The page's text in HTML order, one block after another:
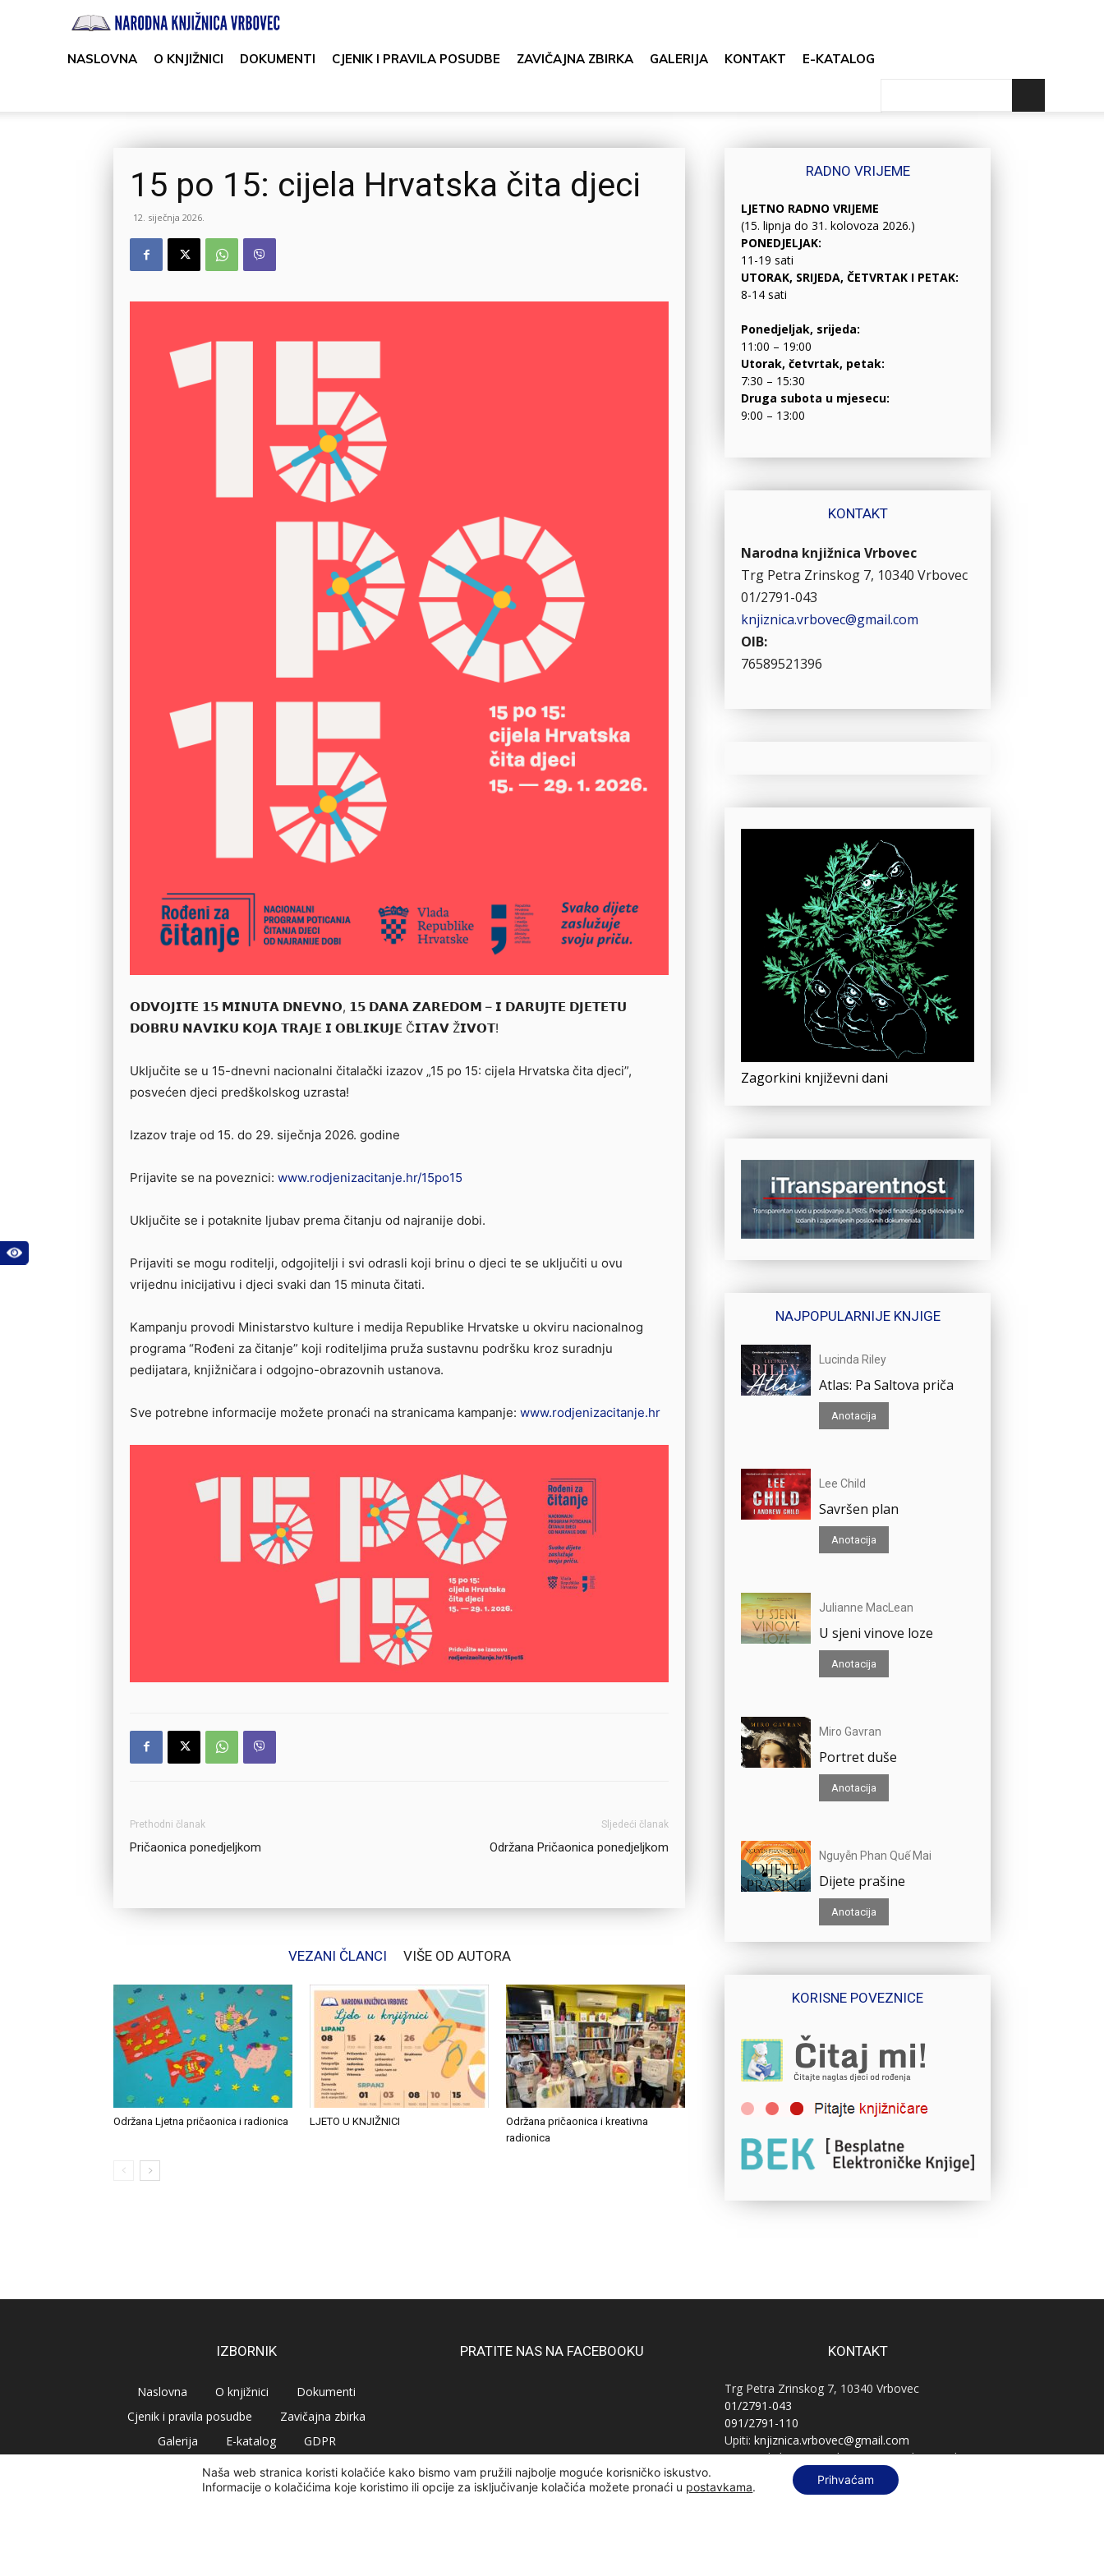
knjižnica
NASLOVNA O KNJIŽNICI DOKUMENTI CJENIK I PRAVILA POSUDBE ZAVIČAJNA ZBIRKA GALERIJA KONTAKT E-KATALOG
15 po 15: cijela Hrvatska čita djeci
12. siječnja 2026.
𝗢𝗗𝗩𝗢𝗝𝗜𝗧𝗘 𝟭𝟱 𝗠𝗜𝗡𝗨𝗧𝗔 𝗗𝗡𝗘𝗩𝗡𝗢, 𝟭𝟱 𝗗𝗔𝗡𝗔 𝗭𝗔𝗥𝗘𝗗𝗢𝗠 – 𝗜 𝗗𝗔𝗥𝗨𝗝𝗧𝗘 𝗗𝗝𝗘𝗧𝗘𝗧𝗨
𝗗𝗢𝗕𝗥𝗨 𝗡𝗔𝗩𝗜𝗞𝗨 𝗞𝗢𝗝𝗔 𝗧𝗥𝗔𝗝𝗘 𝗜 𝗢𝗕𝗟𝗜𝗞𝗨𝗝𝗘 Č𝗜𝗧𝗔𝗩 Ž𝗜𝗩𝗢𝗧!
Uključite se u 15-dnevni nacionalni čitalački izazov „15 po 15: cijela Hrvatska čita djeci”,
posvećen djeci predškolskog uzrasta!
Izazov traje od 15. do 29. siječnja 2026. godine
Prijavite se na poveznici: www.rodjenizacitanje.hr/15po15
Uključite se i potaknite ljubav prema čitanju od najranije dobi.
Prijaviti se mogu roditelji, odgojitelji i svi odrasli koji brinu o djeci te se uključiti u ovu
vrijednu inicijativu i djeci svaki dan 15 minuta čitati.
Kampanju provodi Ministarstvo kulture i medija Republike Hrvatske u okviru nacionalnog
programa “Rođeni za čitanje” koji roditeljima pruža sustavnu podršku kroz suradnju
pedijatara, knjižničara i odgojno-obrazovnih ustanova.
Sve potrebne informacije možete pronaći na stranicama kampanje: www.rodjenizacitanje.hr
Prethodni članak
Pričaonica ponedjeljkom
Sljedeći članak
Održana Pričaonica ponedjeljkom
VEZANI ČLANCI VIŠE OD AUTORA
Održana Ljetna pričaonica i radionica LJETO U KNJIŽNICI
Održana pričaonica i kreativna
radionica
RADNO VRIJEME
LJETNO RADNO VRIJEME
(15. lipnja do 31. kolovoza 2026.)
PONEDJELJAK:
11-19 sati
UTORAK, SRIJEDA, ČETVRTAK I PETAK:
8-14 sati
Ponedjeljak, srijeda:
11:00 – 19:00
Utorak, četvrtak, petak:
7:30 – 15:30
Druga subota u mjesecu:
9:00 – 13:00
KONTAKT
Narodna knjižnica Vrbovec
Trg Petra Zrinskog 7, 10340 Vrbovec
01/2791-043
knjiznica.vrbovec@gmail.com
OIB:
76589521396
Zagorkini književni dani
NAJPOPULARNIJE KNJIGE
Lucinda Riley
Atlas: Pa Saltova priča
Anotacija
Lee Child
Savršen plan
Anotacija
Julianne MacLean
U sjeni vinove loze
Anotacija
Miro Gavran
Portret duše
Anotacija
Nguyễn Phan Quế Mai
Dijete prašine
Anotacija
KORISNE POVEZNICE
IZBORNIK
Naslovna O knjižnici
Dokumenti
Cjenik i pravila posudbe
Zavičajna zbirka
Galerija
E-katalog GDPR
PRATITE NAS NA FACEBOOKU KONTAKT
Trg Petra Zrinskog 7, 10340 Vrbovec
01/2791-043
091/2791-110
Upiti: knjiznica.vrbovec@gmail.com
Ravnatelj:knjiznica.vrbovec.ravnatelj@gmail.com
76589521396
Naša web stranica koristi kolačiće kako bismo vam pružili najbolje moguće korisničko iskustvo.
Informacije o kolačićima koje koristimo ili opcije za isključivanje kolačića možete pronaći u postavkama.
Prihvaćam